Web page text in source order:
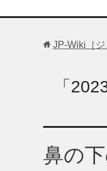
JP-Wiki［ジ
「
鼻の